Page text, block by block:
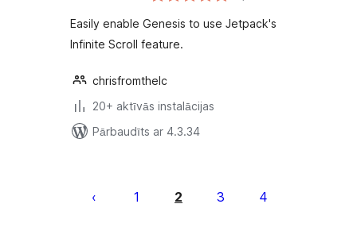
Easily enable Genesis to use Jetpack's
Infinite Scroll feature.
chrisfromthelc
20+ aktīvās instalācijas
Pārbaudīts ar 4.3.34
numerācija
1 2 3 4